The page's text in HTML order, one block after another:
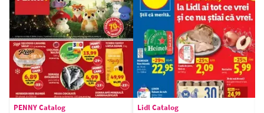
PENNY Catalog Lidl Catalog